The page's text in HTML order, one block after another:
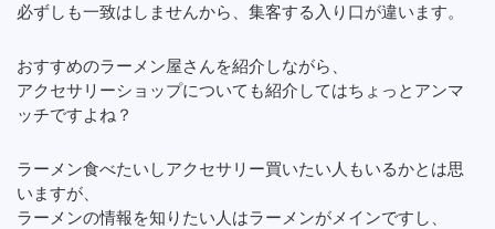
必ずしも一致はしませんから、集客する入り口が違います。
おすすめのラーメン屋さんを紹介しながら、
アクセサリーショップについても紹介してはちょっとアンマ
ッチですよね？
ラーメン食べたいしアクセサリー買いたい人もいるかとは思
いますが、
ラーメンの情報を知りたい人はラーメンがメインですし、